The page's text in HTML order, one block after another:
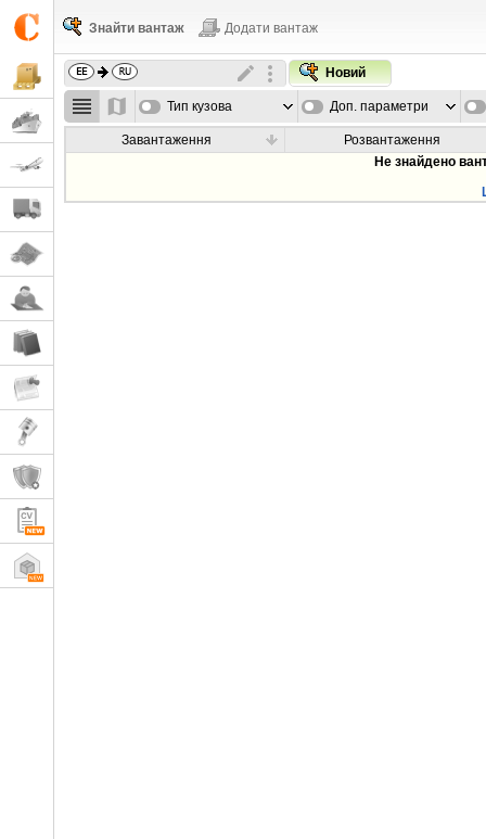
Знайти вантаж Додати вантаж
Новий
Тип кузова Доп. параметри
Завантаження
Розвантаження
Не знайдено